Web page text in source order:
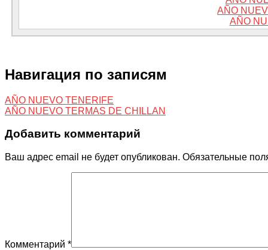
AÑO
AÑO
Навигация по записям
AÑO NUEVO TENERIFE
AÑO NUEVO TERMAS DE CHILLAN
Добавить комментарий
Ваш адрес email не будет опубликован. Обязательные
Комментарий *